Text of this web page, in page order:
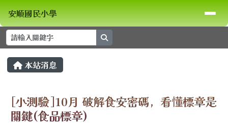
跳至主內容區
安順國民小學
導覽列
安順國民小學
主內容區域
本站消息
[小測驗]10月 破解食安密碼，看懂標章是
關鍵(食品標章)
頁尾區域